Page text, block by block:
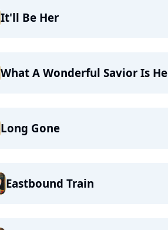
It'll Be Her
What A Wonderful Savior Is He
Long Gone
Eastbound Train